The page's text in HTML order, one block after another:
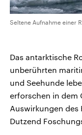
Seltene Aufnahme einer
Das antarktische
unberührten
und Seehunde
erforschen in dem
Auswirkungen des
Dutzend